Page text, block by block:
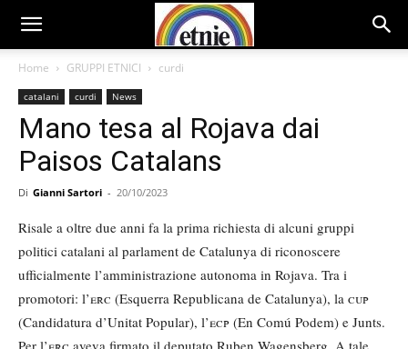
Home GRUPPI ETNICI curdi
catalani curdi News
Mano tesa al Rojava dai
Paisos Catalans
Di Gianni Sartori - 20/10/2023
Risale a oltre due anni fa la prima richiesta di alcuni gruppi
politici catalani al parlament de Catalunya di riconoscere
ufficialmente l’amministrazione autonoma in Rojava. Tra i
promotori: l’erc (Esquerra Republicana de Catalunya), la cup
(Candidatura d’Unitat Popular), l’ecp (En Comú Podem) e Junts.
Per l’erc aveva firmato il deputato Ruben Wagensberg. A tale